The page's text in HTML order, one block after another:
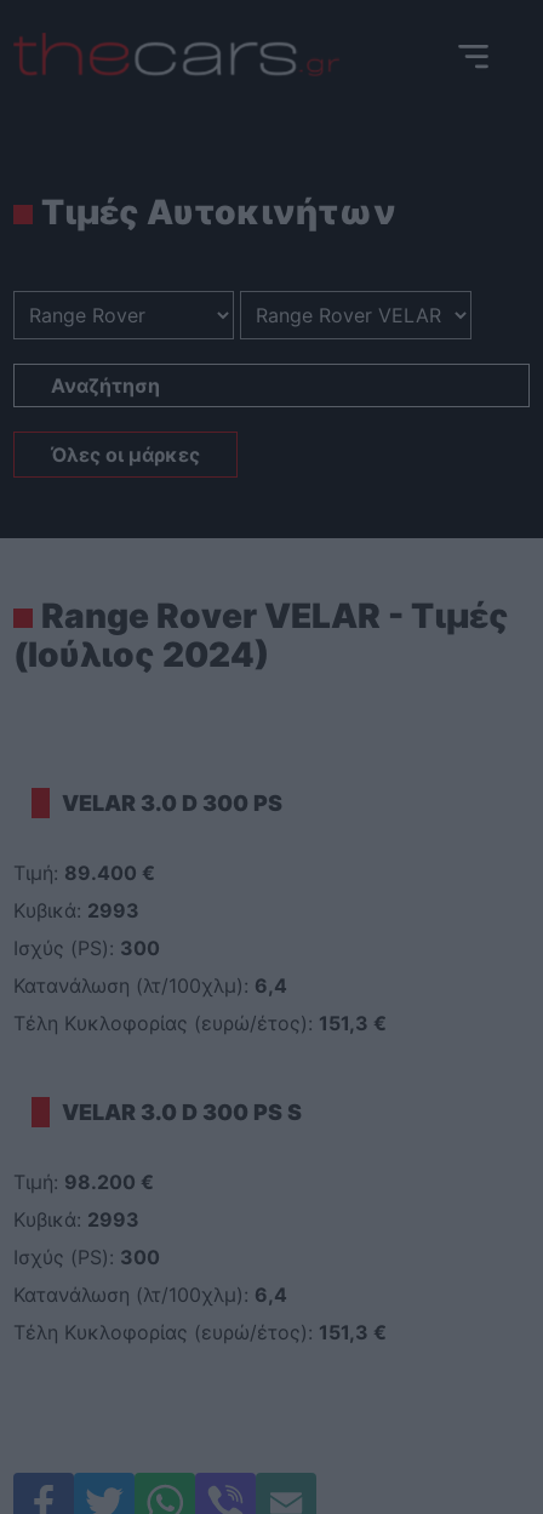
to
content
Τιμές Αυτοκινήτων
Αναζήτηση
Όλες οι μάρκες
Range Rover VELAR - Τιμές
(Ιούλιος 2024)
VELAR 3.0 D 300 PS
Τιμή: 89.400 €
Κυβικά: 2993
Ισχύς (PS): 300
Κατανάλωση (λτ/100χλμ): 6,4
Τέλη Κυκλοφορίας (ευρώ/έτος): 151,3 €
VELAR 3.0 D 300 PS S
Τιμή: 98.200 €
Κυβικά: 2993
Ισχύς (PS): 300
Κατανάλωση (λτ/100χλμ): 6,4
Τέλη Κυκλοφορίας (ευρώ/έτος): 151,3 €